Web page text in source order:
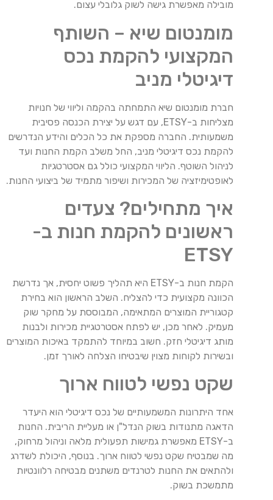
מובילה מאפשרת גישה לשוק גלובלי עצום.
מומנטום שיא – השותף
המקצועי להקמת נכס
דיגיטלי מניב
חברת מומנטום שיא התמחתה בהקמה וליווי של חנויות
מצליחות ב-ETSY, עם דגש על יצירת הכנסה פסיבית
משמעותית. החברה מספקת את כל הכלים והידע הנדרשים
להקמת נכס דיגיטלי מניב, החל משלב הקמת החנות ועד
לניהול השוטף. הליווי המקצועי כולל גם אסטרטגיות
לאופטימיזציה של המכירות ושיפור מתמיד של ביצועי החנות.
איך מתחילים? צעדים
ראשונים להקמת חנות ב-
ETSY
הקמת חנות ב-ETSY היא תהליך פשוט יחסית, אך נדרשת
הכוונה מקצועית כדי להצליח. השלב הראשון הוא בחירת
קטגוריית המוצרים המתאימה, המבוססת על מחקר שוק
מעמיק. לאחר מכן, יש לפתח אסטרטגיית מכירות ולבנות
מותג דיגיטלי חזק. חשוב במיוחד להתמקד באיכות המוצרים
ובשירות לקוחות מצוין שיבטיחו הצלחה לאורך זמן.
שקט נפשי לטווח ארוך
אחד היתרונות המשמעותיים של נכס דיגיטלי הוא היעדר
הדאגה מתנודות בשוק הנדל"ן או מעליית הריבית. החנות
ב-ETSY מאפשרת גמישות תפעולית מלאה וניהול מרחוק,
מה שמבטיח שקט נפשי לטווח ארוך. בנוסף, היכולת לשדרג
ולהתאים את החנות לטרנדים משתנים מבטיחה רלוונטיות
מתמשכת בשוק.